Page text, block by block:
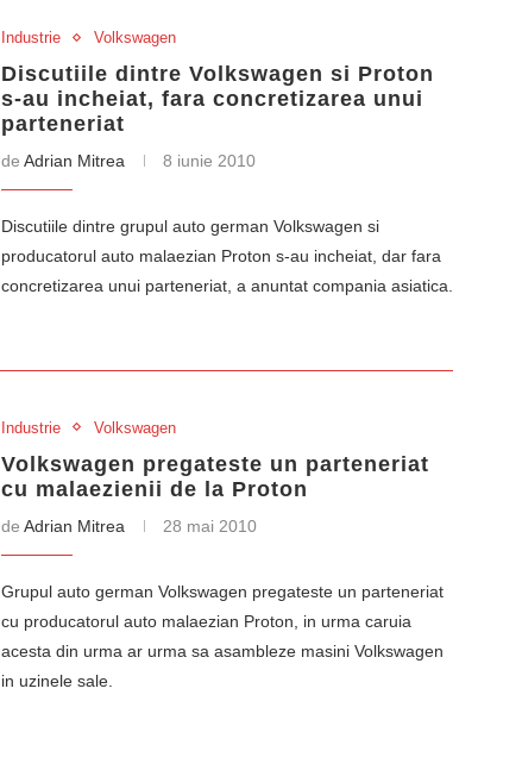
Industrie Volkswagen
Discutiile dintre Volkswagen si Proton
s-au incheiat, fara concretizarea unui
parteneriat
de Adrian Mitrea 8 iunie 2010
Discutiile dintre grupul auto german Volkswagen si
producatorul auto malaezian Proton s-au incheiat, dar fara
concretizarea unui parteneriat, a anuntat compania asiatica.
Industrie Volkswagen
Volkswagen pregateste un parteneriat
cu malaezienii de la Proton
de Adrian Mitrea 28 mai 2010
Grupul auto german Volkswagen pregateste un parteneriat
cu producatorul auto malaezian Proton, in urma caruia
acesta din urma ar urma sa asambleze masini Volkswagen
in uzinele sale.